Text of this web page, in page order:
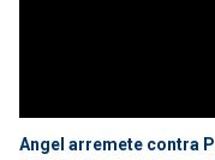
Angel arremete contra